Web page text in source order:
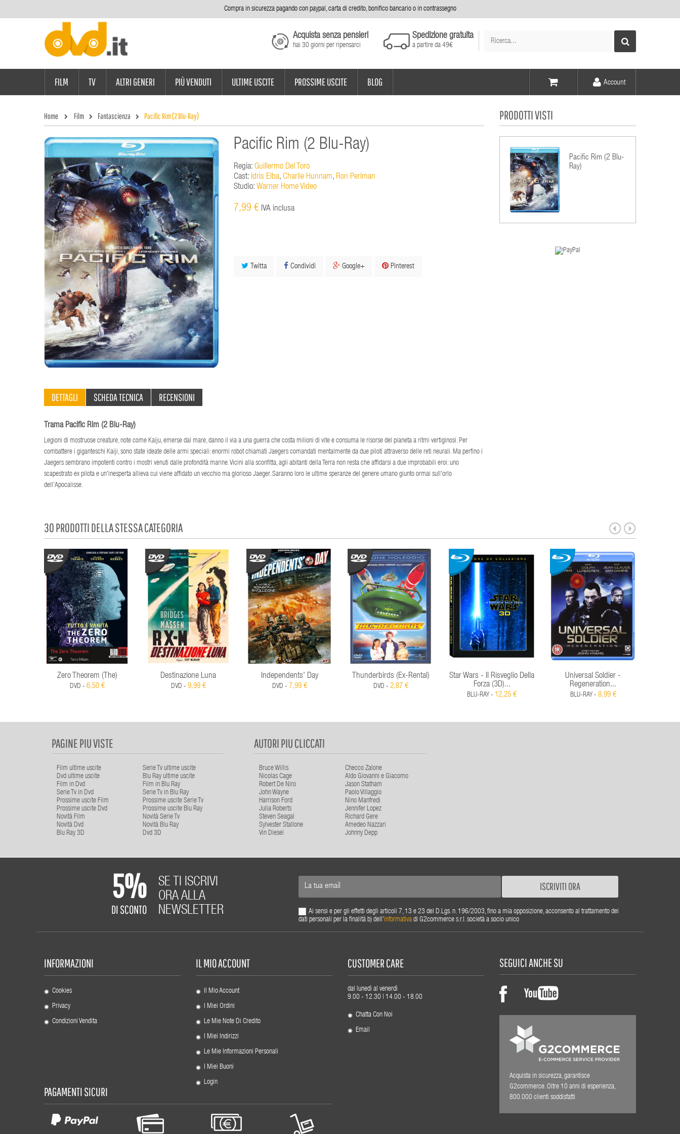
Compra in sicurezza pagando con paypal, carta di credito, bonifico bancario o in contrassegno
Elementi -
Acquista senza pensieri
hai 30 giorni per ripensarci
Spedizione gratuita
a partire da 49€
Account
FILM TV ALTRI GENERI PIÙ VENDUTI ULTIME USCITE PROSSIME USCITE BLOG
Home Film Fantascienza Pacific Rim (2 Blu-Ray)
Pacific Rim (2 Blu-Ray)
Regia: Guillermo Del Toro
Cast: Idris Elba, Charlie Hunnam, Ron Perlman
Studio: Warner Home Video
7,99 € IVA inclusa
Twitta Condividi Google+ Pinterest
DETTAGLI SCHEDA TECNICA RECENSIONI
Trama Pacific Rim (2 Blu-Ray)
Legioni di mostruose creature, note come Kaiju, emerse dal mare, danno il via a una guerra che costa milioni di vite e consuma le risorse del pianeta a ritmi vertiginosi. Per
combattere i giganteschi Kaiji, sono state ideate delle armi speciali: enormi robot chiamati Jaegers comandati mentalmente da due piloti attraverso delle reti neurali. Ma perfino i
Jaegers sembrano impotenti contro i mostri venuti dalle profondità marine. Vicini alla sconfitta, agli abitanti della Terra non resta che affidarsi a due improbabili eroi: uno
scapestrato ex pilota e un'inesperta allieva cui viene affidato un vecchio ma glorioso Jaeger. Saranno loro le ultime speranze del genere umano giunto ormai sull'orlo
dell'Apocalisse.
PRODOTTI VISTI
Pacific Rim (2 Blu-
Ray)
30 PRODOTTI DELLA STESSA CATEGORIA
Zero Theorem (The)
DVD - 6,50 €
Destinazione Luna
DVD - 9,99 €
Independents' Day
DVD - 7,99 €
Thunderbirds (Ex-Rental)
DVD - 2,87 €
Star Wars - Il Risveglio Della
Forza (3D)...
BLU-RAY - 12,25 €
Universal Soldier -
Regeneration...
BLU-RAY - 8,99 €
PAGINE PIU VISTE
Film ultime uscite
Serie Tv ultime uscite
Dvd ultime uscite
Blu Ray ultime uscite
Film in Dvd
Film in Blu Ray
Serie Tv in Dvd
Serie Tv in Blu Ray
Prossime uscite Film
Prossime uscite Serie Tv
Prossime uscite Dvd
Prossime uscite Blu Ray
Novità Film
Novità Serie Tv
Novità Dvd
Novità Blu Ray
Blu Ray 3D
Dvd 3D
AUTORI PIU CLICCATI
Bruce Willis
Checco Zalone
Nicolas Cage
Aldo Giovanni e Giacomo
Robert De Niro
Jason Statham
John Wayne
Paolo Villaggio
Harrison Ford
Nino Manfredi
Julia Roberts
Jennifer Lopez
Steven Seagal
Richard Gere
Sylvester Stallone
Amedeo Nazzari
Vin Diesel
Johnny Depp
5%
DI SCONTO
SE TI ISCRIVI
ORA ALLA
NEWSLETTER
ISCRIVITI ORA
Ai sensi e per gli effetti degli articoli 7, 13 e 23 del D.Lgs. n. 196/2003, fino a mia opposizione, acconsento al trattamento dei
dati personali per la finalità b) dell'informativadi G2commerce s.r.l. società a socio unico
INFORMAZIONI
Cookies
Privacy
Condizioni Vendita
IL MIO ACCOUNT
Il Mio Account
I Miei Ordini
Le Mie Note Di Credito
I Miei Indirizzi
Le Mie Informazioni Personali
I Miei Buoni
Login
CUSTOMER CARE
dal lunedì al venerdì
9.00 - 12.30 | 14.00 - 18.00
Chatta Con Noi
Email
SEGUICI ANCHE SU
Acquista in sicurezza, garantisce
G2commerce. Oltre 10 anni di esperienza,
800.000 clienti soddisfatti
PAGAMENTI SICURI